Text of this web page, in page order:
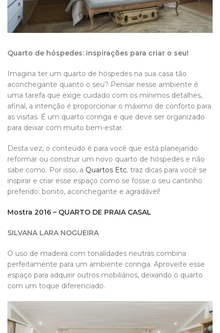
Quarto de hóspedes: inspirações para criar o seu!
Imagina ter um quarto de hóspedes na sua casa tão
aconchegante quanto o seu? Pensar nesse ambiente é
uma tarefa que exige cuidado com os mínimos detalhes,
afinal, a intenção é proporcionar o máximo de conforto para
as visitas. É um quarto coringa e que deve ser organizado
para deixar com muito bem-estar.
Desta vez, o conteúdo é para você que está planejando
reformar ou construir um novo quarto de hóspedes e não
sabe como. Por isso, a Quartos Etc. traz dicas para você se
inspirar e criar esse espaço como se fosse o seu cantinho
preferido: bonito, aconchegante e agradável!
Mostra 2016 – QUARTO DE PRAIA CASAL
SILVANA LARA NOGUEIRA
O uso de madeira com tonalidades neutras combina
perfeitamente para um ambiente coringa. Aproveite esse
espaço para adquirir outros mobiliários, deixando o quarto
com um toque diferenciado.